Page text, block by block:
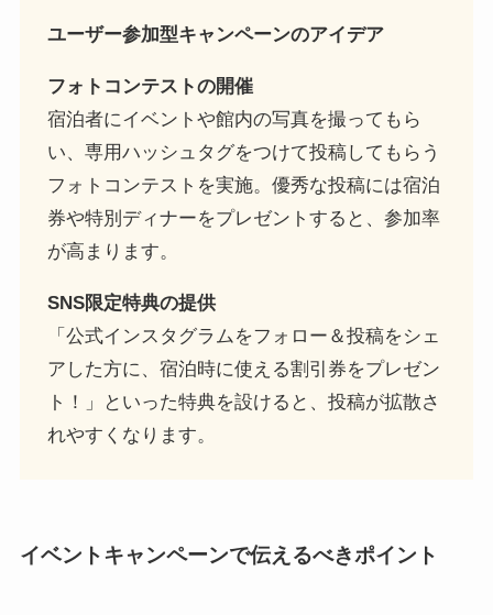
ユーザー参加型キャンペーンのアイデア
フォトコンテストの開催
宿泊者にイベントや館内の写真を撮ってもら
い、専用ハッシュタグをつけて投稿してもらう
フォトコンテストを実施。優秀な投稿には宿泊
券や特別ディナーをプレゼントすると、参加率
が高まります。
SNS限定特典の提供
「公式インスタグラムをフォロー＆投稿をシェ
アした方に、宿泊時に使える割引券をプレゼン
ト！」といった特典を設けると、投稿が拡散さ
れやすくなります。
イベントキャンペーンで伝えるべきポイント